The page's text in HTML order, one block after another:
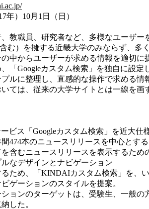
）10月1日（日）
教職員、研究者など、多様なユーザー
む）を擁する近畿大学のみならず、
中からユーザーが求める情報を適切に
「Googleカスタム検索」を独自に設
ルに整理し、直感的な操作で求める情
ては、従来の大学サイトとは一線を
ビス「Googleカスタム検索」を近大
474本のニュースリリースを中心と
含むニュースリリースを表示するため
なデザインとナビゲーション
ため、「KINDAIカスタム検索」を、
ゲーションのスタイルを提案。
ョンのターゲットは、受験生、一般の
した。